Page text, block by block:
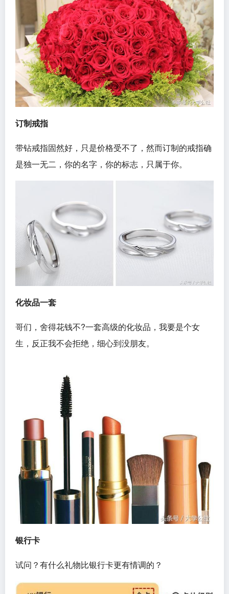
订制戒指
带钻戒指固然好，只是价格受不了，然而订制的戒指确
是独一无二，你的名字，你的标志，只属于你。
化妆品一套
哥们，舍得花钱不?一套高级的化妆品，我要是个女
生，反正我不会拒绝，细心到没朋友。
银行卡
试问？有什么礼物比银行卡更有情调的？